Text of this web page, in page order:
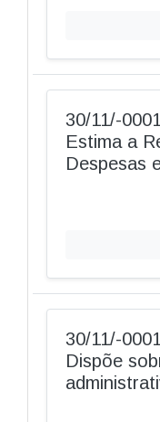
30/11/-
Estima a
Despesas
30/11/-
Dispõe